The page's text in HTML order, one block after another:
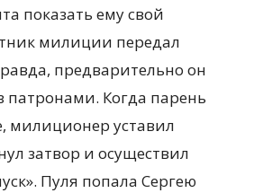
показать ему свой
милиции передал
предварительно он
патронами. Когда парень
милиционер уставил
затвор и осуществил
Пуля попала Сергею